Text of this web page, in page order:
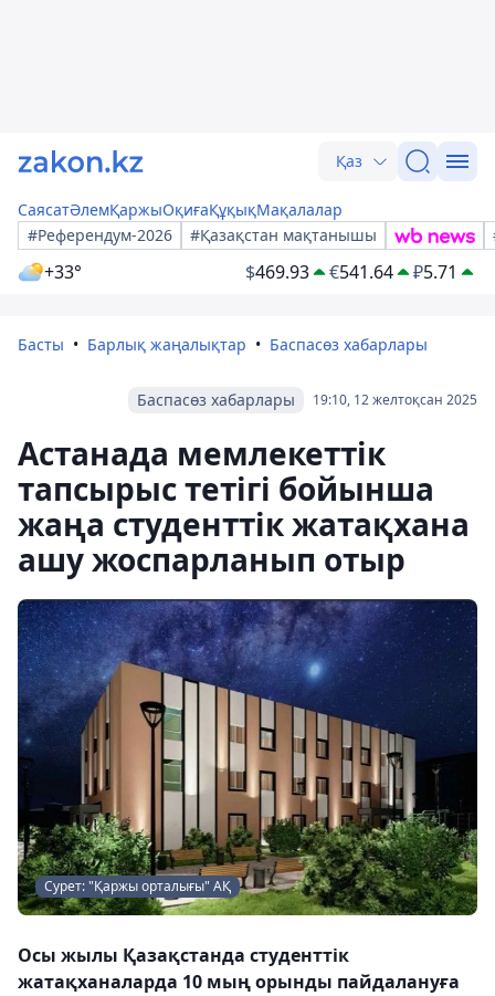
Қаз
СаясатӘлемҚаржыОқиғаҚұқықМақалалар
#Референдум-2026
#Қазақстан мақтанышы
+33° $469.93 €541.64 ₽5.71
Басты Барлық жаңалықтар Баспасөз хабарлары
19:10, 12 желтоқсан 2025
Баспасөз хабарлары
Астанада мемлекеттік
тапсырыс тетігі бойынша
жаңа студенттік жатақхана
ашу жоспарланып отыр
Сурет: "Қаржы орталығы" АҚ
Осы жылы Қазақстанда студенттік
жатақханаларда 10 мың орынды пайдалануға